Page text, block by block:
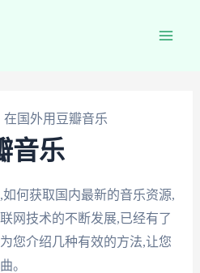
在国外用豆瓣音乐
音乐
何获取国内最新的音乐资源,
网技术的不断发展,已经有了
您介绍几种有效的方法,让您
。